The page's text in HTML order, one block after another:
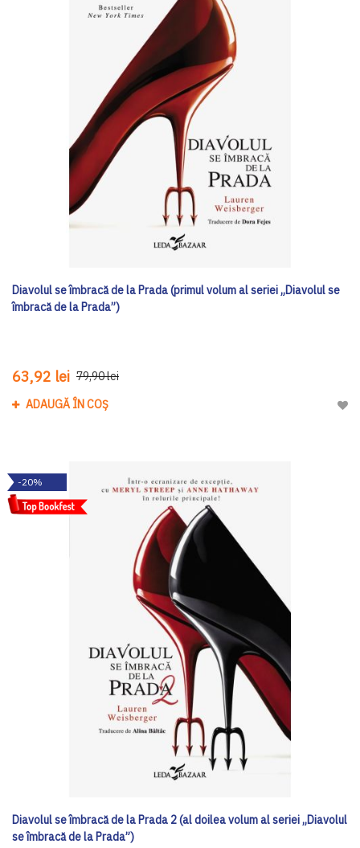
Diavolul se îmbracă de la Prada (primul volum al seriei „Diavolul se
îmbracă de la Prada”)
63,92 lei 79,90 lei
ADAUGĂ ÎN COȘ
-20%
Diavolul se îmbracă de la Prada 2 (al doilea volum al seriei „Diavolul
se îmbracă de la Prada”)